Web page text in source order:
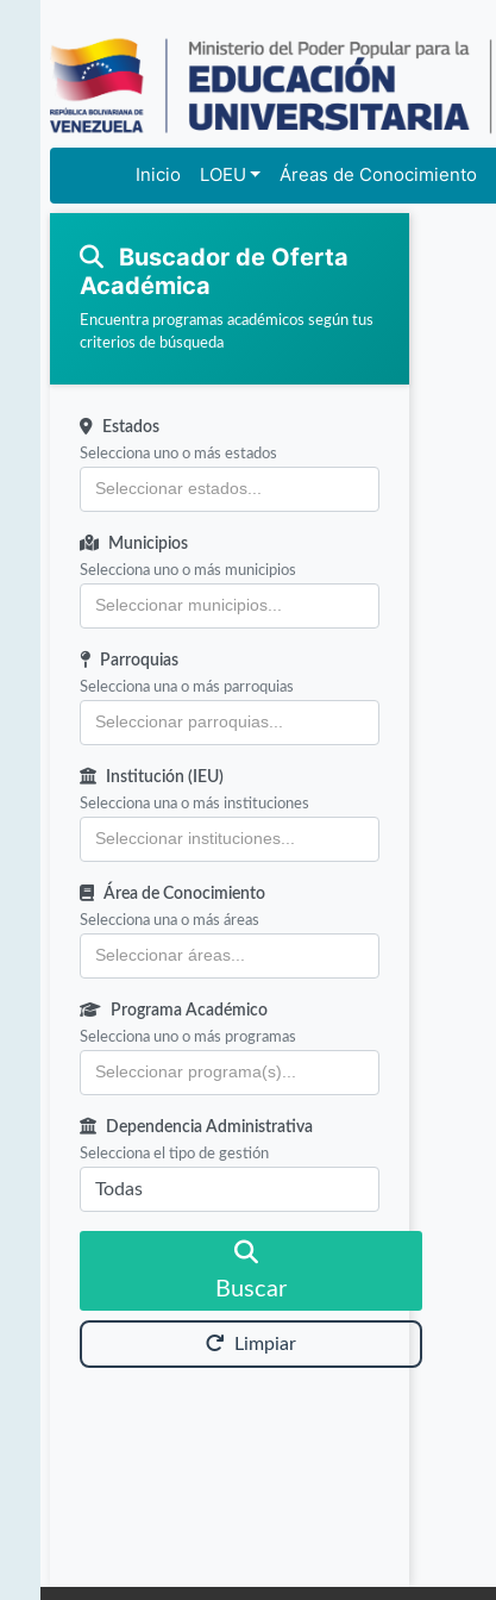
Inicio LOEU Áreas de Conocimiento
Buscador de Oferta
Académica
Encuentra programas académicos según tus
criterios de búsqueda
Estados
Selecciona uno o más estados
Municipios
Selecciona uno o más municipios
Parroquias
Selecciona una o más parroquias
Institución (IEU)
Selecciona una o más instituciones
Área de Conocimiento
Selecciona una o más áreas
Programa Académico
Selecciona uno o más programas
Dependencia Administrativa
Selecciona el tipo de gestión
Buscar
Limpiar